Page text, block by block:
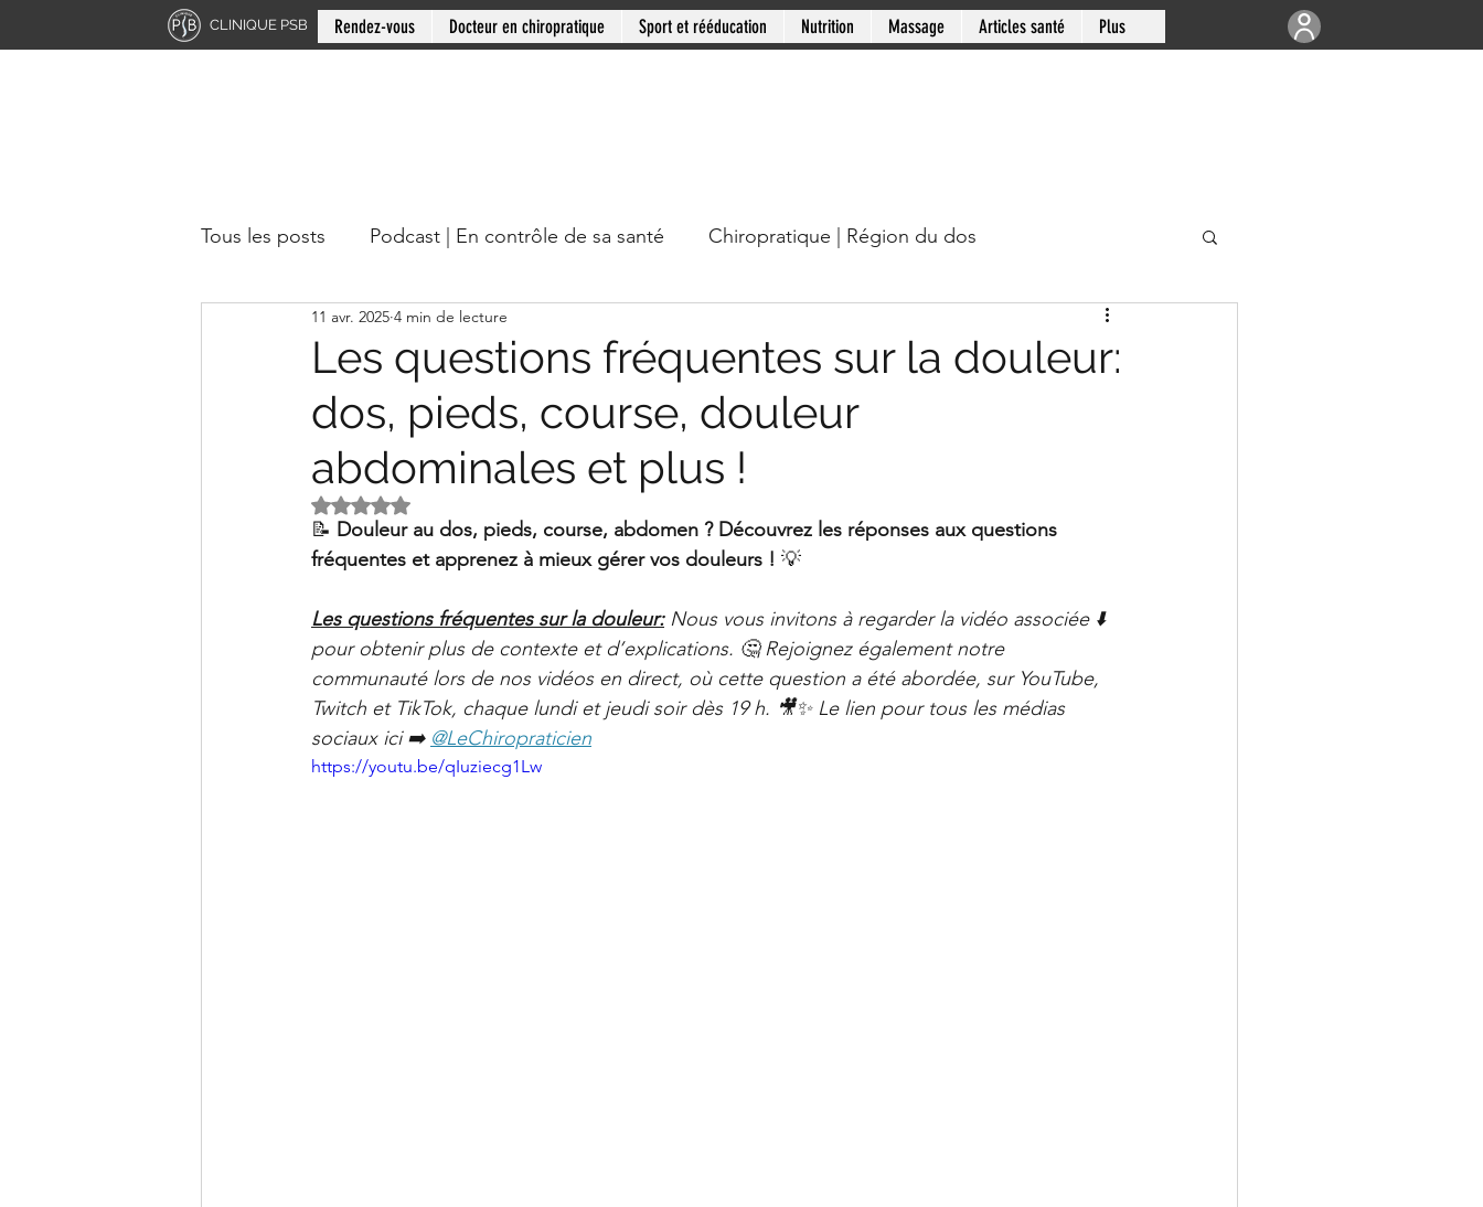
CLINIQUE PSB Rendez-vous Docteur en chiropratique Sport et rééducation Nutrition Massage Articles santé Plus
Tous les posts Podcast | En contrôle de sa santé Chiropratique | Région du dos
Chiropratique | Région du cou Chiropratique | Articulations
Docteur en chiropratique Mini-série: Douleur chronique Clinique PSB: Rive-sud de Montréal
Clinique PSB à Sainte-Julie: Offres La Santé Soignée Par Accident
Les questions fréquentes sur la douleur:
dos, pieds, course, douleur
abdominales et plus !
11 avr. 2025 4 min de lecture
Noté NaN étoiles sur 5.
📝 Douleur au dos, pieds, course, abdomen ? Découvrez les réponses aux questions
fréquentes et apprenez à mieux gérer vos douleurs ! 💡
Les questions fréquentes sur la douleur: Nous vous invitons à regarder la vidéo associée ⬇️
pour obtenir plus de contexte et d’explications. 🤔 Rejoignez également notre
communauté lors de nos vidéos en direct, où cette question a été abordée, sur YouTube,
Twitch et TikTok, chaque lundi et jeudi soir dès 19 h. 🎥✨ Le lien pour tous les médias
sociaux ici ➡️ @LeChiropraticien
https://youtu.be/qIuziecg1Lw